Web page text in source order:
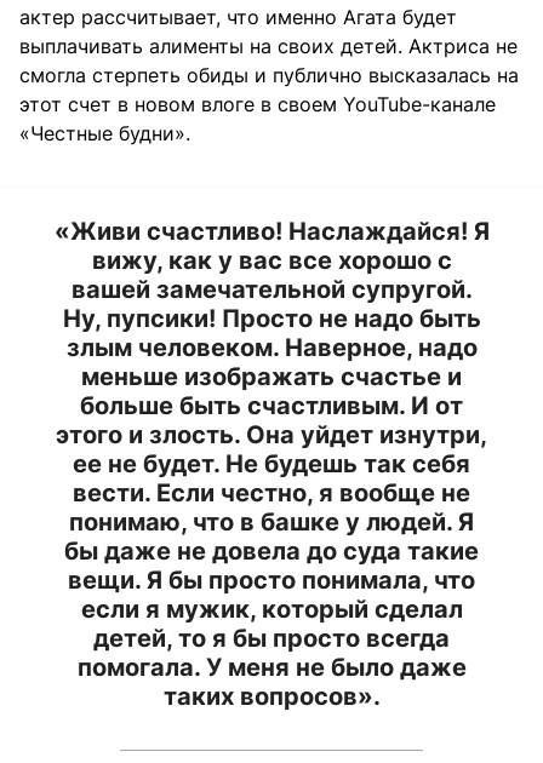
актер рассчитывает, что именно Агата будет
выплачивать алименты на своих детей. Актриса не
смогла стерпеть обиды и публично высказалась на
этот счет в новом влоге в своем YouTube-канале
«Честные будни».
«Живи счастливо! Наслаждайся! Я
вижу, как у вас все хорошо с
вашей замечательной супругой.
Ну, пупсики! Просто не надо быть
злым человеком. Наверное, надо
меньше изображать счастье и
больше быть счастливым. И от
этого и злость. Она уйдет изнутри,
ее не будет. Не будешь так себя
вести. Если честно, я вообще не
понимаю, что в башке у людей. Я
бы даже не довела до суда такие
вещи. Я бы просто понимала, что
если я мужик, который сделал
детей, то я бы просто всегда
помогала. У меня не было даже
таких вопросов».